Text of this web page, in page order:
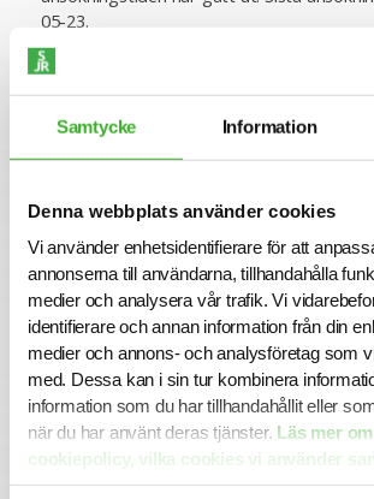
Samtycke Information
Denna webbplats använder cookies
Vi använder enhetsidentifierare för att
annonserna till användarna, tillhandahålla
medier och analysera vår trafik. Vi
identifierare och annan information från din
medier och annons- och analysföretag som
med. Dessa kan i sin tur kombinera
information som du har tillhandahållit eller
när du har använt deras tjänster. Läs mer
cookiepolicy, vilka cookies vi använder
här.
05-23.
Varmt välkommen med din ansökan!
Konsult hos SJR
Att arbeta som konsult hos SJR innebär att
av en dedikerad organisation med
yrkesroll och på ett personligt plan. Du får
stora nätverk av intressanta företag och
och därmed en unik möjlighet att ta din
steg.
Vi på SJR bryr oss om vår personal och
oss får du en långsiktig partner som ger
stöd. Vi är lyhörda för dina behov och du
en nära relation med din konsultchef som
utveckling.